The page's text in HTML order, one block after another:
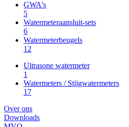
GWA's
5
Watermeteraansluit-sets
6
Watermeterbeugels
12
Ultrasone watermeter
1
Watermeters / Stijgwatermeters
17
Over ons
Downloads